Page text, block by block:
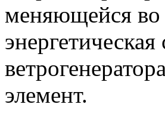
меняющейся во
элемент.